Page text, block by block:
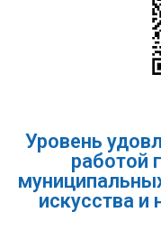
Уровень
работой
искусства и